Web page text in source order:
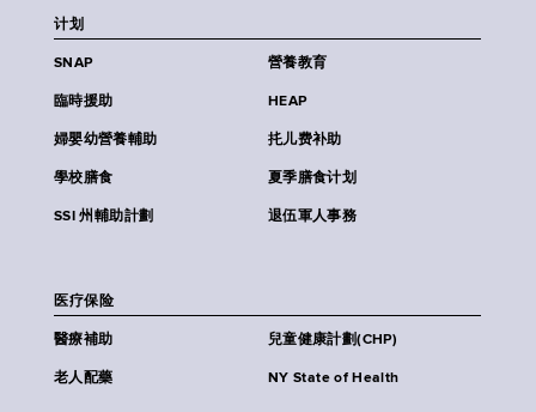
计划
SNAP 營養教育
臨時援助 HEAP
婦嬰幼營養輔助 扥儿费补助
學校膳食 夏季膳食计划
SSI 州輔助計劃 退伍軍人事務
医疗保险
醫療補助 兒童健康計劃(CHP)
老人配藥 NY State of Health